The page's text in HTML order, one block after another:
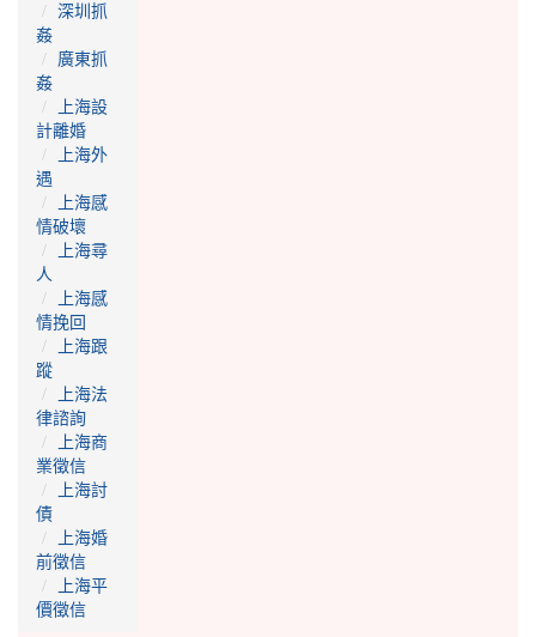
深圳抓
姦
廣東抓
姦
上海設
計離婚
上海外
遇
上海感
情破壞
上海尋
人
上海感
情挽回
上海跟
蹤
上海法
律諮詢
上海商
業徵信
上海討
債
上海婚
前徵信
上海平
價徵信